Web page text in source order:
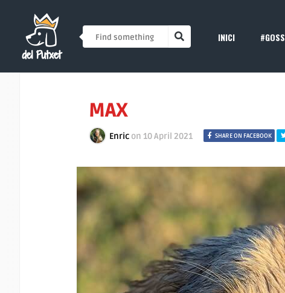
INICI
MAX
Enric on 10 April 2021 SHARE ON FACEBOOK